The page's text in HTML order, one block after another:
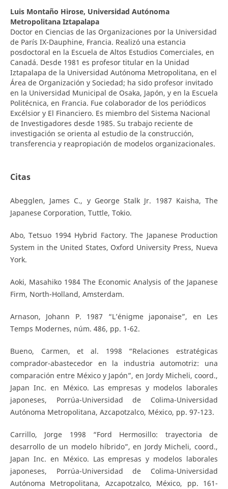
Luis Montaño Hirose, Universidad Autónoma
Metropolitana Iztapalapa
Doctor en Ciencias de las Organizaciones por la Universidad
de París IX-Dauphine, Francia. Realizó una estancia
posdoctoral en la Escuela de Altos Estudios Comerciales, en
Canadá. Desde 1981 es profesor titular en la Unidad
Iztapalapa de la Universidad Autónoma Metropolitana, en el
Área de Organización y Sociedad; ha sido profesor invitado
en la Universidad Municipal de Osaka, Japón, y en la Escuela
Politécnica, en Francia. Fue colaborador de los periódicos
Excélsior y El Financiero. Es miembro del Sistema Nacional
de Investigadores desde 1985. Su trabajo reciente de
investigación se orienta al estudio de la construcción,
transferencia y reapropiación de modelos organizacionales.
Citas
Abegglen, James C., y George Stalk Jr. 1987 Kaisha, The
Japanese Corporation, Tuttle, Tokio.
Abo, Tetsuo 1994 Hybrid Factory. The Japanese Production
System in the United States, Oxford University Press, Nueva
York.
Aoki, Masahiko 1984 The Economic Analysis of the Japanese
Firm, North-Holland, Amsterdam.
Arnason, Johann P. 1987 “L’énigme japonaise”, en Les
Temps Modernes, núm. 486, pp. 1-62.
Bueno, Carmen, et al. 1998 “Relaciones estratégicas
comprador-abastecedor en la industria automotriz: una
comparación entre México y Japón”, en Jordy Micheli, coord.,
Japan Inc. en México. Las empresas y modelos laborales
japoneses, Porrúa-Universidad de Colima-Universidad
Autónoma Metropolitana, Azcapotzalco, México, pp. 97-123.
Carrillo, Jorge 1998 “Ford Hermosillo: trayectoria de
desarrollo de un modelo híbrido”, en Jordy Micheli, coord.,
Japan Inc. en México. Las empresas y modelos laborales
japoneses, Porrúa-Universidad de Colima-Universidad
Autónoma Metropolitana, Azcapotzalco, México, pp. 161-